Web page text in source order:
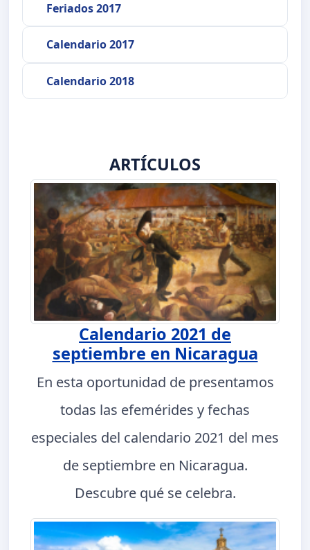
Feriados 2017
Calendario 2017
Calendario 2018
ARTÍCULOS
Calendario 2021 de
septiembre en Nicaragua
En esta oportunidad de presentamos
todas las efemérides y fechas
especiales del calendario 2021 del mes
de septiembre en Nicaragua.
Descubre qué se celebra.